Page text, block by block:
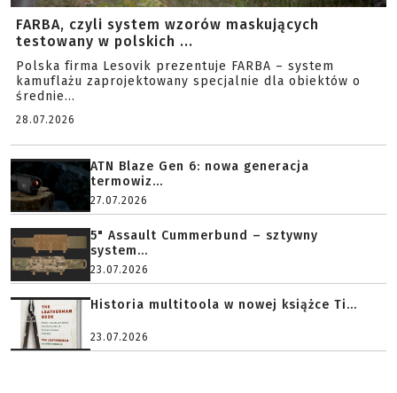
FARBA, czyli system wzorów maskujących
testowany w polskich ...
Polska firma Lesovik prezentuje FARBA – system
kamuflażu zaprojektowany specjalnie dla obiektów o
średnie...
28.07.2026
ATN Blaze Gen 6: nowa generacja
termowiz...
27.07.2026
5" Assault Cummerbund – sztywny
system...
23.07.2026
Historia multitoola w nowej książce Ti...
23.07.2026